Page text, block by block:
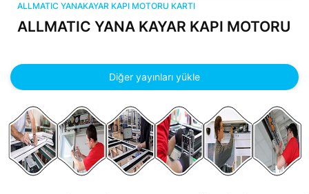
ALLMATIC YANAKAYAR KAPI MOTORU KARTI
ALLMATIC YANA KAYAR KAPI MOTORU
Diğer yayınları yükle